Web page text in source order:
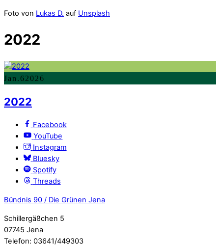
Foto von Lukas D. auf Unsplash
2022
Jan.62026
2022
Facebook
YouTube
Instagram
Bluesky
Spotify
Threads
Bündnis 90 / Die Grünen Jena
Schillergäßchen 5
07745 Jena
Telefon: 03641/449303